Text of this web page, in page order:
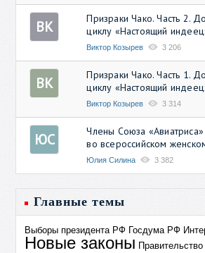
ВК
Призраки Чако. Часть 2.
циклу «Настоящий
Виктор Козырев 3 206
ВК
Призраки Чако. Часть 1.
циклу «Настоящий
Виктор Козырев 3 314
ЮС
Члены Союза «Авиатриса»
во всероссийском
Юлия Силина 3 382
Главные темы
Выборы президента РФ Госдума РФ
Новые законы Правительство